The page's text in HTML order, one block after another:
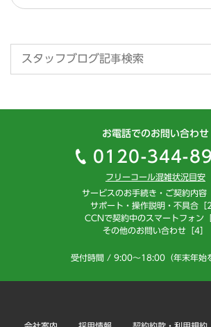
お電話でのお問い合わせ
0120-344-
フリーコール混雑状況目安
サービスのお手続き・ご契約内容
サポート・操作説明・不具合［2
CCNで契約中のスマートフォン［
その他のお問い合わせ［4］
受付時間 / 9:00～18:00（年末年始